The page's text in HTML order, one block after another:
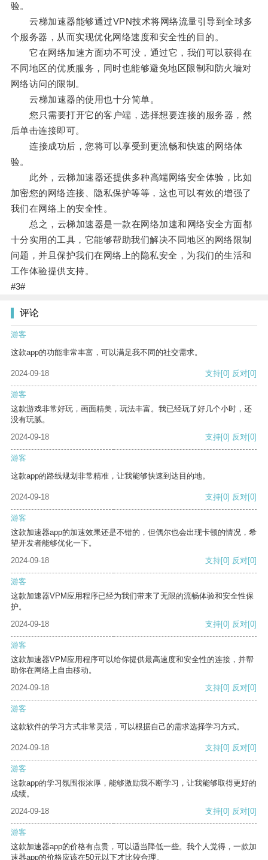
验。
云梯加速器能够通过VPN技术将网络流量引导到全球多
个服务器，从而实现优化网络速度和安全性的目的。
它在网络加速方面功不可没，通过它，我们可以获得在
不同地区的优质服务，同时也能够避免地区限制和防火墙对
网络访问的限制。
云梯加速器的使用也十分简单。
您只需要打开它的客户端，选择想要连接的服务器，然
后单击连接即可。
连接成功后，您将可以享受到更流畅和快速的网络体
验。
此外，云梯加速器还提供多种高端网络安全体验，比如
加密您的网络连接、隐私保护等等，这也可以有效的增强了
我们在网络上的安全性。
总之，云梯加速器是一款在网络加速和网络安全方面都
十分实用的工具，它能够帮助我们解决不同地区的网络限制
问题，并且保护我们在网络上的隐私安全，为我们的生活和
工作体验提供支持。
#3#
评论
游客
这款app的功能非常丰富，可以满足我不同的社交需求。
2024-09-18 支持[0] 反对[0]
游客
这款游戏非常好玩，画面精美，玩法丰富。我已经玩了好几个小时，还
没有玩腻。
2024-09-18
支持[0] 反对[0]
游客
这款app的路线规划非常精准，让我能够快速到达目的地。
2024-09-18 支持[0] 反对[0]
游客
这款加速器app的加速效果还是不错的，但偶尔也会出现卡顿的情况，希
望开发者能够优化一下。
2024-09-18
支持[0] 反对[0]
游客
这款加速器VPM应用程序已经为我们带来了无限的流畅体验和安全性保
护。
2024-09-18
支持[0] 反对[0]
游客
这款加速器VPM应用程序可以给你提供最高速度和安全性的连接，并帮
助你在网络上自由移动。
2024-09-18
支持[0] 反对[0]
游客
这款软件的学习方式非常灵活，可以根据自己的需求选择学习方式。
2024-09-18 支持[0] 反对[0]
游客
这款app的学习氛围很浓厚，能够激励我不断学习，让我能够取得更好的
成绩。
2024-09-18
支持[0] 反对[0]
游客
这款加速器app的价格有点贵，可以适当降低一些。我个人觉得，一款加
速器app的价格应该在50元以下才比较合理。